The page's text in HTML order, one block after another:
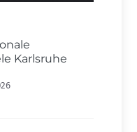
Karlsruhe